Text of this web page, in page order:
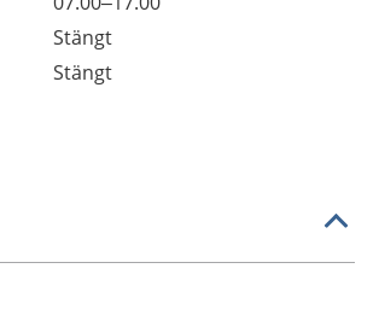
Stängt
Stängt